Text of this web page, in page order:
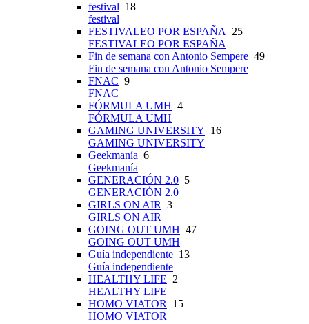
festival 18
festival
FESTIVALEO POR ESPAÑA 25
FESTIVALEO POR ESPAÑA
Fin de semana con Antonio Sempere 49
Fin de semana con Antonio Sempere
FNAC 9
FNAC
FÓRMULA UMH 4
FÓRMULA UMH
GAMING UNIVERSITY 16
GAMING UNIVERSITY
Geekmanía 6
Geekmanía
GENERACIÓN 2.0 5
GENERACIÓN 2.0
GIRLS ON AIR 3
GIRLS ON AIR
GOING OUT UMH 47
GOING OUT UMH
Guía independiente 13
Guía independiente
HEALTHY LIFE 2
HEALTHY LIFE
HOMO VIATOR 15
HOMO VIATOR